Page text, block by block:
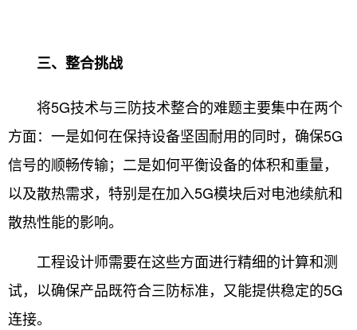
三、整合挑战
将5G技术与三防技术整合的难题主要集中在两个
方面：一是如何在保持设备坚固耐用的同时，确保5G
信号的顺畅传输；二是如何平衡设备的体积和重量，
以及散热需求，特别是在加入5G模块后对电池续航和
散热性能的影响。
工程设计师需要在这些方面进行精细的计算和测
试，以确保产品既符合三防标准，又能提供稳定的5G
连接。